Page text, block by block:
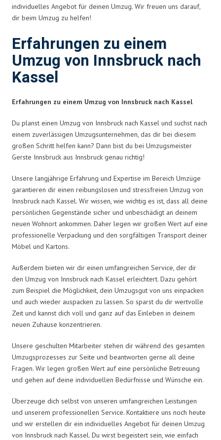
individuelles Angebot für deinen Umzug. Wir freuen uns darauf,
dir beim Umzug zu helfen!
Erfahrungen zu einem
Umzug von Innsbruck nach
Kassel
Erfahrungen zu einem Umzug von Innsbruck nach Kassel
Du planst einen Umzug von Innsbruck nach Kassel und suchst nach
einem zuverlässigen Umzugsunternehmen, das dir bei diesem
großen Schritt helfen kann? Dann bist du bei Umzugsmeister
Gerste Innsbruck aus Innsbruck genau richtig!
Unsere langjährige Erfahrung und Expertise im Bereich Umzüge
garantieren dir einen reibungslosen und stressfreien Umzug von
Innsbruck nach Kassel. Wir wissen, wie wichtig es ist, dass all deine
persönlichen Gegenstände sicher und unbeschädigt an deinem
neuen Wohnort ankommen. Daher legen wir großen Wert auf eine
professionelle Verpackung und den sorgfältigen Transport deiner
Möbel und Kartons.
Außerdem bieten wir dir einen umfangreichen Service, der dir
den Umzug von Innsbruck nach Kassel erleichtert. Dazu gehört
zum Beispiel die Möglichkeit, dein Umzugsgut von uns einpacken
und auch wieder auspacken zu lassen. So sparst du dir wertvolle
Zeit und kannst dich voll und ganz auf das Einleben in deinem
neuen Zuhause konzentrieren.
Unsere geschulten Mitarbeiter stehen dir während des gesamten
Umzugsprozesses zur Seite und beantworten gerne all deine
Fragen. Wir legen großen Wert auf eine persönliche Betreuung
und gehen auf deine individuellen Bedürfnisse und Wünsche ein.
Überzeuge dich selbst von unseren umfangreichen Leistungen
und unserem professionellen Service. Kontaktiere uns noch heute
und wir erstellen dir ein individuelles Angebot für deinen Umzug
von Innsbruck nach Kassel. Du wirst begeistert sein, wie einfach